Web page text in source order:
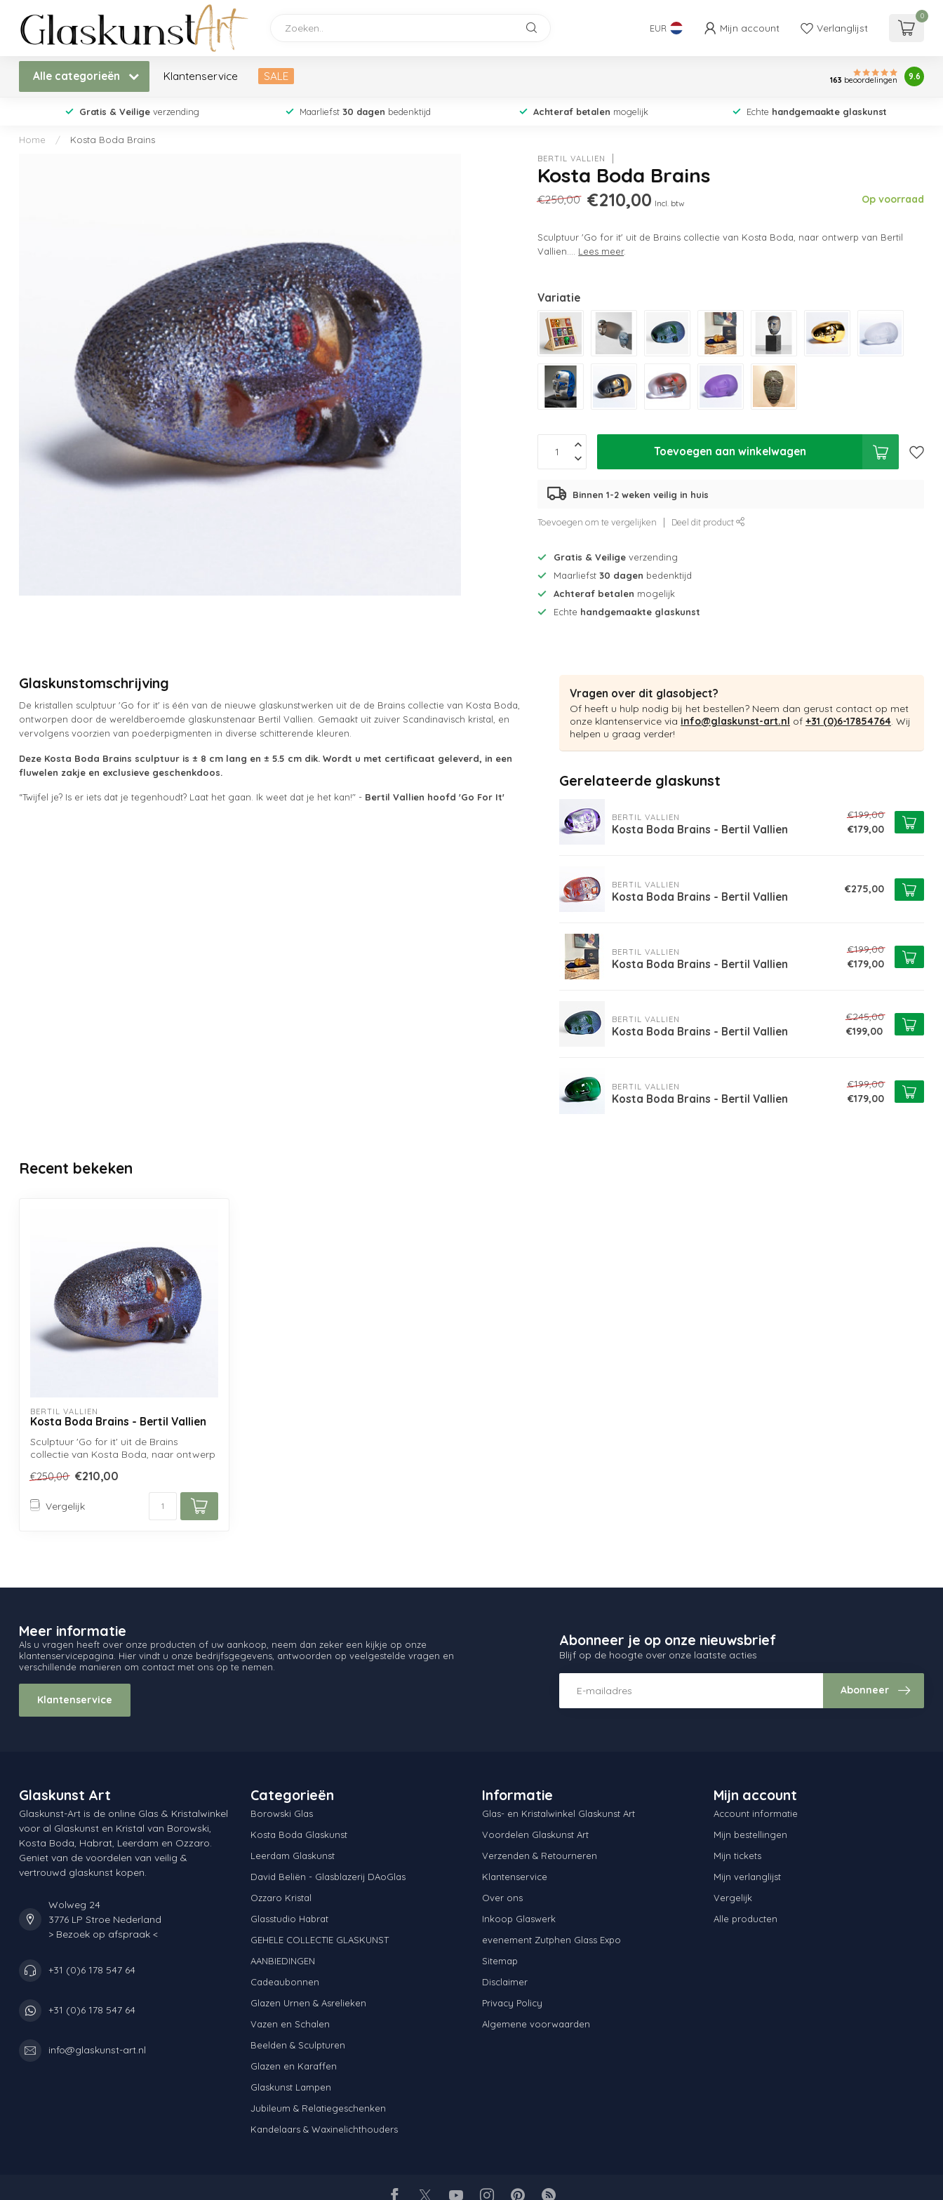
EUR Mijn account Verlanglijst
0
Alle categorieën Klantenservice SALE 163 beoordelingen 9.6
Gratis & Veiligeverzending Maarliefst 30 dagen bedenktijd Achteraf betalen mogelijk Echte handgemaakte glaskunst
Home / Kosta Boda Brains
BERTIL VALLIEN
Kosta Boda Brains
€250,00 €210,00 Incl. btw Op voorraad
Sculptuur 'Go for it' uit de Brains collectie van Kosta Boda, naar ontwerp van Bertil
Vallien.... Lees meer.
Variatie
Toevoegen aan winkelwagen
Binnen 1-2 weken veilig in huis
Toevoegen om te vergelijken Deel dit product
Gratis & Veilige verzending
Maarliefst30 dagen bedenktijd
Achteraf betalen mogelijk
Echte handgemaakte glaskunst
Glaskunstomschrijving
De kristallen sculptuur 'Go for it' is één van de nieuwe glaskunstwerken uit de de Brains collectie van Kosta Boda,
ontworpen door de wereldberoemde glaskunstenaar Bertil Vallien. Gemaakt uit zuiver Scandinavisch kristal, en
vervolgens voorzien van poederpigmenten in diverse schitterende kleuren.
Deze Kosta Boda Brains sculptuur is ± 8 cm lang en ± 5.5 cm dik. Wordt u met certificaat geleverd, in een
fluwelen zakje en exclusieve geschenkdoos.
“Twijfel je? Is er iets dat je tegenhoudt? Laat het gaan. Ik weet dat je het kan!" - Bertil Vallien hoofd 'Go For It'
Vragen over dit glasobject?
Of heeft u hulp nodig bij het bestellen? Neem dan gerust contact op met
onze klantenservice via info@glaskunst-art.nl of +31 (0)6-17854764. Wij
helpen u graag verder!
Gerelateerde glaskunst
BERTIL VALLIEN
Kosta Boda Brains - Bertil Vallien
€199,00
€179,00
BERTIL VALLIEN
Kosta Boda Brains - Bertil Vallien
€275,00
BERTIL VALLIEN
Kosta Boda Brains - Bertil Vallien
€199,00
€179,00
BERTIL VALLIEN
Kosta Boda Brains - Bertil Vallien
€245,00
€199,00
BERTIL VALLIEN
Kosta Boda Brains - Bertil Vallien
€199,00
€179,00
Recent bekeken
BERTIL VALLIEN
Kosta Boda Brains - Bertil Vallien
Sculptuur 'Go for it' uit de Brains
collectie van Kosta Boda, naar ontwerp
€250,00 €210,00
Vergelijk
Meer informatie
Als u vragen heeft over onze producten of uw aankoop, neem dan zeker een kijkje op onze
klantenservicepagina. Hier vindt u onze bedrijfsgegevens, antwoorden op veelgestelde vragen en
verschillende manieren om contact met ons op te nemen.
Klantenservice
Abonneer je op onze nieuwsbrief
Blijf op de hoogte over onze laatste acties
Abonneer
Glaskunst Art
Glaskunst-Art is de online Glas & Kristalwinkel
voor al Glaskunst en Kristal van Borowski,
Kosta Boda, Habrat, Leerdam en Ozzaro.
Geniet van de voordelen van veilig &
vertrouwd glaskunst kopen.
Wolweg 24
3776 LP Stroe Nederland
> Bezoek op afspraak <
+31 (0)6 178 547 64
+31 (0)6 178 547 64
info@glaskunst-art.nl
Categorieën
Borowski Glas
Kosta Boda Glaskunst
Leerdam Glaskunst
David Beliën - Glasblazerij DAoGlas
Ozzaro Kristal
Glasstudio Habrat
GEHELE COLLECTIE GLASKUNST
AANBIEDINGEN
Cadeaubonnen
Glazen Urnen & Asrelieken
Vazen en Schalen
Beelden & Sculpturen
Glazen en Karaffen
Glaskunst Lampen
Jubileum & Relatiegeschenken
Kandelaars & Waxinelichthouders
Informatie
Glas- en Kristalwinkel Glaskunst Art
Voordelen Glaskunst Art
Verzenden & Retourneren
Klantenservice
Over ons
Inkoop Glaswerk
evenement Zutphen Glass Expo
Sitemap
Disclaimer
Privacy Policy
Algemene voorwaarden
Mijn account
Account informatie
Mijn bestellingen
Mijn tickets
Mijn verlanglijst
Vergelijk
Alle producten